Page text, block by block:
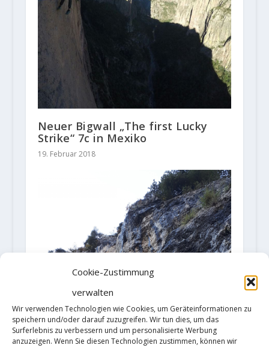
Cookie-Zustimmung
verwalten
Wir verwenden Technologien wie Cookies, um Geräteinformationen zu
speichern und/oder darauf zuzugreifen. Wir tun dies, um das
Surferlebnis zu verbessern und um personalisierte Werbung
anzuzeigen. Wenn Sie diesen Technologien zustimmen, können wir
Neuer Bigwall „The first Lucky
Strike“ 7c in Mexiko
19. Februar 2018